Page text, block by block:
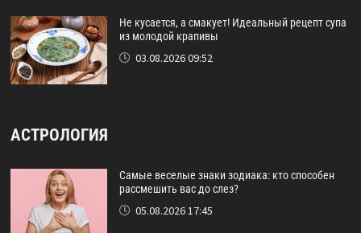
Не кусается, а смакует! Идеальный рецепт супа
из молодой крапивы
03.08.2026 09:52
АСТРОЛОГИЯ
Самые веселые знаки зодиака: кто способен
рассмешить вас до слез?
05.08.2026 17:45